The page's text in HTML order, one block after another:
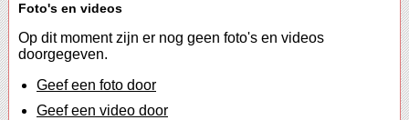
Foto's en videos
Op dit moment zijn er nog geen foto's en videos
doorgegeven.
Geef een foto door
Geef een video door